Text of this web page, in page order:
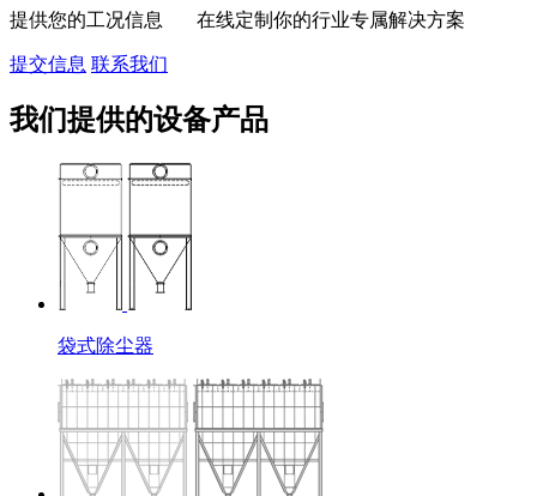
提供您的工况信息 在线定制你的行业专属解决方案
提交信息 联系我们
我们提供的设备产品
袋式除尘器